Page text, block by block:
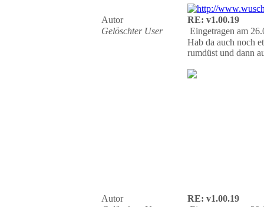
Autor
RE: v1.00.19
Gelöschter User
Eingetragen am
Hab da auch noch
rumdüst und dann
Autor
RE: v1.00.19